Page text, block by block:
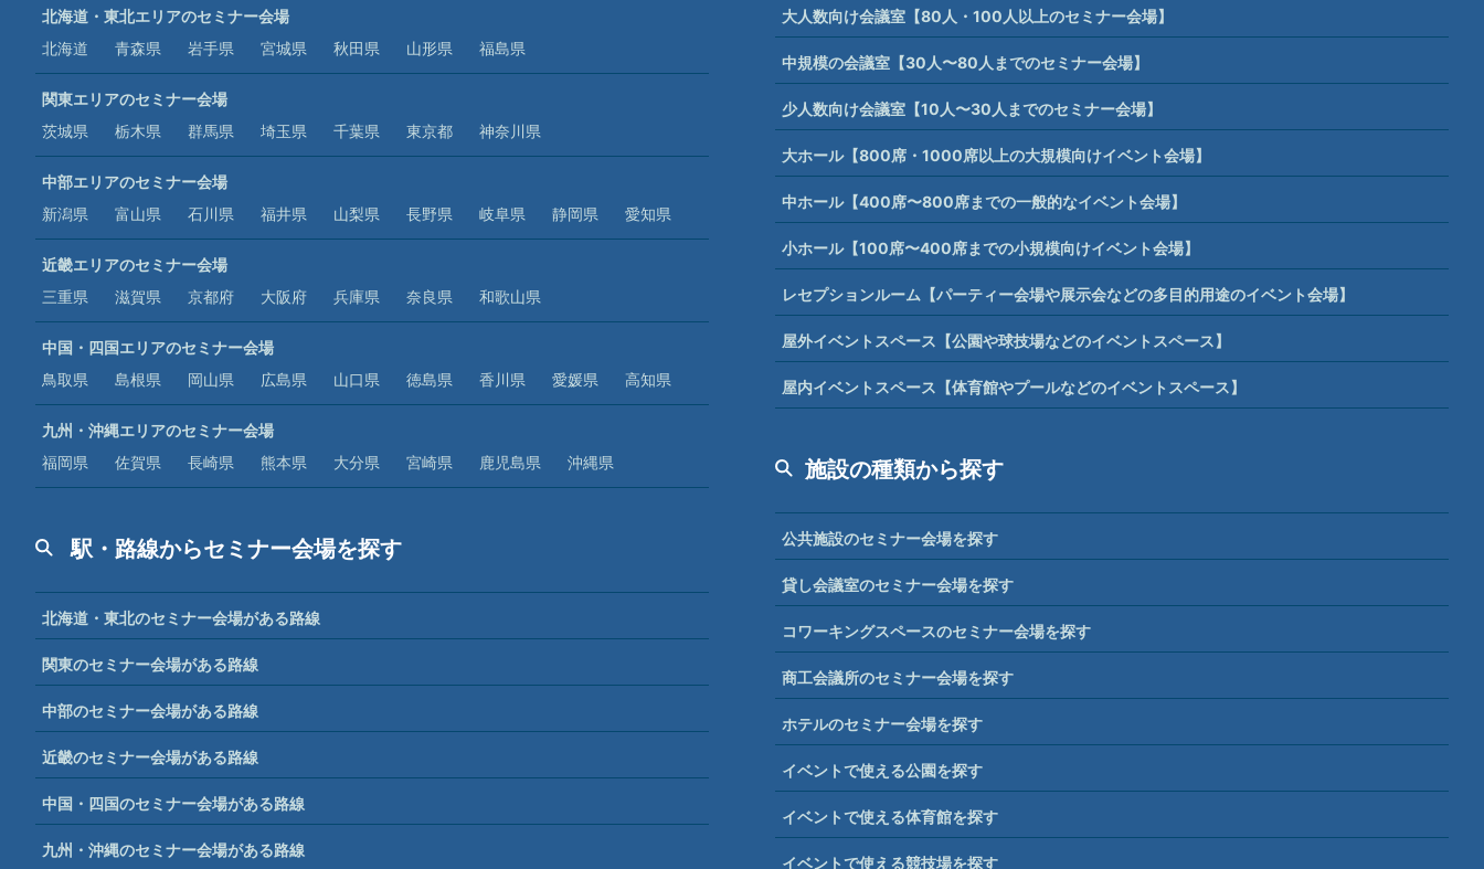
北海道・東北エリアのセミナー会場
北海道
青森県 岩手県 宮城県 秋田県 山形県 福島県
関東エリアのセミナー会場
茨城県
栃木県 群馬県 埼玉県 千葉県 東京都 神奈川県
中部エリアのセミナー会場
新潟県
富山県 石川県 福井県 山梨県 長野県 岐阜県 静岡県 愛知県
近畿エリアのセミナー会場
三重県
滋賀県 京都府 大阪府 兵庫県 奈良県 和歌山県
中国・四国エリアのセミナー会場
鳥取県
島根県 岡山県 広島県 山口県 徳島県 香川県 愛媛県 高知県
九州・沖縄エリアのセミナー会場
福岡県
佐賀県 長崎県 熊本県 大分県 宮崎県 鹿児島県 沖縄県
駅・路線からセミナー会場を探す
北海道・東北のセミナー会場がある路線
関東のセミナー会場がある路線
中部のセミナー会場がある路線
近畿のセミナー会場がある路線
中国・四国のセミナー会場がある路線
九州・沖縄のセミナー会場がある路線
大人数向け会議室【80人・100人以上のセミナー会場】
中規模の会議室【30人〜80人までのセミナー会場】
少人数向け会議室【10人〜30人までのセミナー会場】
大ホール【800席・1000席以上の大規模向けイベント会場】
中ホール【400席〜800席までの一般的なイベント会場】
小ホール【100席〜400席までの小規模向けイベント会場】
レセプションルーム【パーティー会場や展示会などの多目的用途のイベント会場】
屋外イベントスペース【公園や球技場などのイベントスペース】
屋内イベントスペース【体育館やプールなどのイベントスペース】
施設の種類から探す
公共施設のセミナー会場を探す
貸し会議室のセミナー会場を探す
コワーキングスペースのセミナー会場を探す
商工会議所のセミナー会場を探す
ホテルのセミナー会場を探す
イベントで使える公園を探す
イベントで使える体育館を探す
イベントで使える競技場を探す